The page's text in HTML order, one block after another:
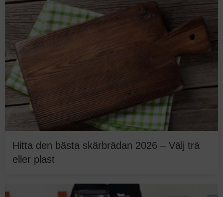
Hitta den bästa skärbrädan 2026 – Välj trä
eller plast